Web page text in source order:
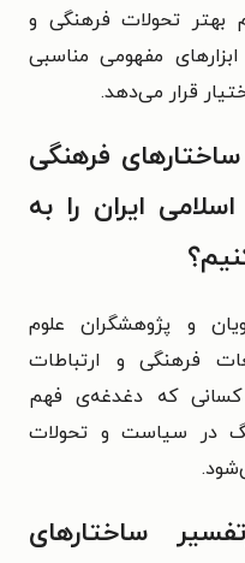
بهتر تحولات فرهنگی و
مفهومی مناسبی
قرار می‌دهد.
فرهنگی
ایران را به
و پژوهشگران علوم
فرهنگی و ارتباطات
که دغدغه‌ی فهم
در سیاست و تحولات
ساختارهای